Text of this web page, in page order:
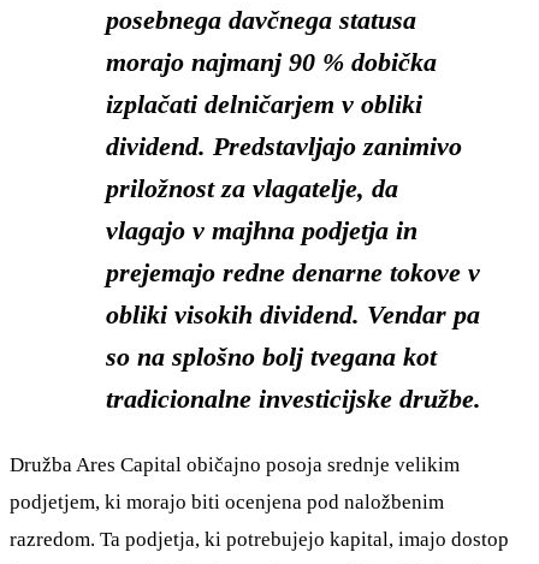
posebnega davčnega statusa
morajo najmanj 90 % dobička
izplačati delničarjem v obliki
dividend. Predstavljajo zanimivo
priložnost za vlagatelje, da
vlagajo v majhna podjetja in
prejemajo redne denarne tokove v
obliki visokih dividend. Vendar pa
so na splošno bolj tvegana kot
tradicionalne investicijske družbe.
Družba Ares Capital običajno posoja srednje velikim
podjetjem, ki morajo biti ocenjena pod naložbenim
razredom. Ta podjetja, ki potrebujejo kapital, imajo dostop